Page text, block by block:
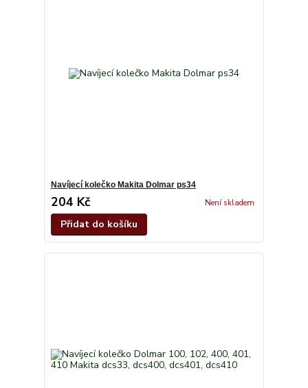
Navíjecí kolečko Makita Dolmar ps34
204 Kč Není skladem
Přidat do košíku